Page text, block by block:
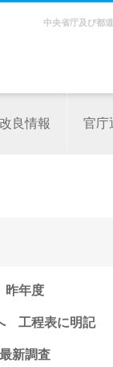
中央省庁及び都
良情報 官庁
昨年度
工程表に明記
新調査